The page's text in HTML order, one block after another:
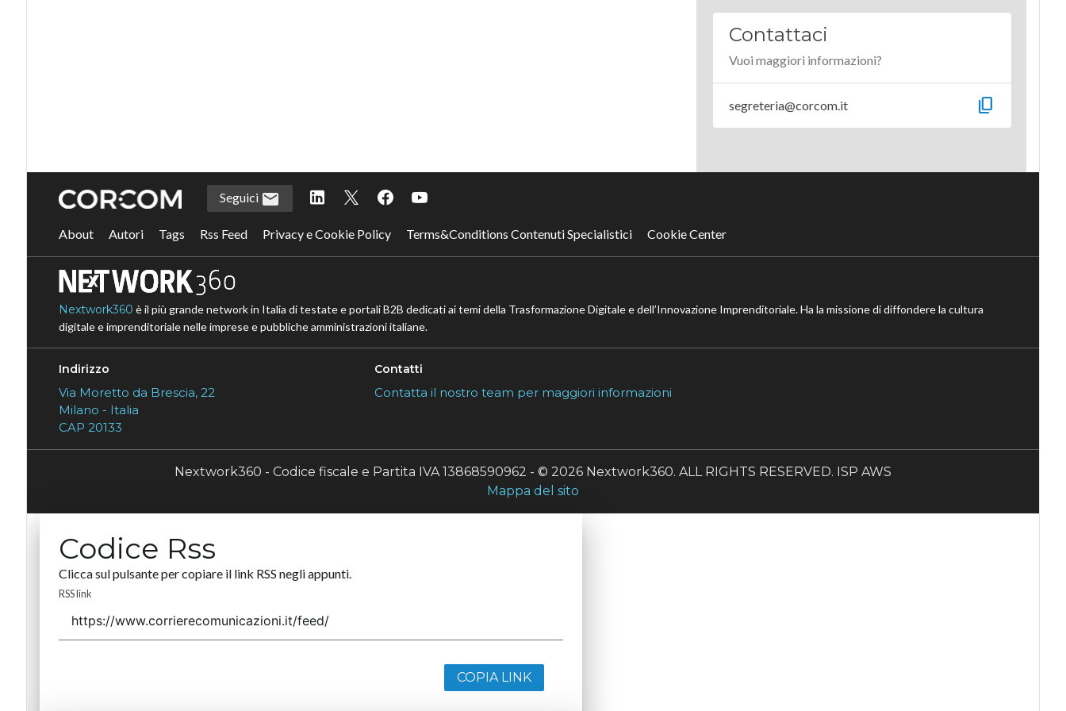
Contattaci
Vuoi maggiori informazioni?
segreteria@corcom.it content_copy
Seguici
About Autori Tags Rss Feed Privacy e Cookie Policy Terms&Conditions Contenuti Specialistici Cookie Center
Nextwork360 è il più grande network in Italia di testate e portali B2B dedicati ai temi della Trasformazione Digitale e dell’Innovazione Imprenditoriale. Ha la missione di diffondere la cultura
digitale e imprenditoriale nelle imprese e pubbliche amministrazioni italiane.
Indirizzo
Via Moretto da Brescia, 22
Milano - Italia
CAP 20133
Contatti
Contatta il nostro team per maggiori informazioni
Nextwork360 - Codice fiscale e Partita IVA 13868590962 - © 2026 Nextwork360. ALL RIGHTS RESERVED. ISP AWS
Mappa del sito
Codice Rss
Clicca sul pulsante per copiare il link RSS negli appunti.
RSS link
COPIA LINK